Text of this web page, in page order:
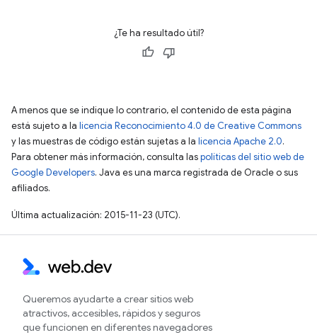
¿Te ha resultado útil?
A menos que se indique lo contrario, el contenido de esta página
está sujeto a la licencia Reconocimiento 4.0 de Creative Commons
y las muestras de código están sujetas a la licencia Apache 2.0.
Para obtener más información, consulta laspolíticas del sitio web de
Google Developers. Java es una marca registrada de Oracle o sus
afiliados.
Última actualización: 2015-11-23 (UTC).
Queremos ayudarte a crear sitios web
atractivos, accesibles, rápidos y seguros
que funcionen en diferentes navegadores